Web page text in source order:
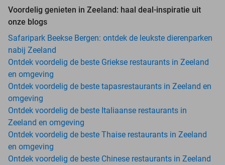
Voordelig genieten in Zeeland: haal deal-inspiratie uit
onze blogs
Safaripark Beekse Bergen: ontdek de leukste dierenparken
nabij Zeeland
Ontdek voordelig de beste Griekse restaurants in Zeeland
en omgeving
Ontdek voordelig de beste tapasrestaurants in Zeeland en
omgeving
Ontdek voordelig de beste Italiaanse restaurants in
Zeeland en omgeving
Ontdek voordelig de beste Thaise restaurants in Zeeland
en omgeving
Ontdek voordelig de beste Chinese restaurants in Zeeland